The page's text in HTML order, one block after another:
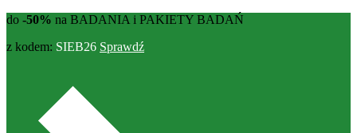
do -50% na BADANIA i PAKIETY BADAŃ
z kodem: SIEB26 Sprawdź